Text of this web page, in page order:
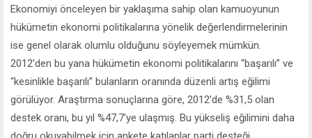
Ekonomiyi önceleyen bir yaklaşıma sahip olan kamuoyunun
hükümetin ekonomi politikalarına yönelik değerlendirmelerinin
ise genel olarak olumlu olduğunu söyleyemek mümkün.
2012’den bu yana hükümetin ekonomi politikalarını “başarılı” ve
“kesinlikle başarılı” bulanların oranında düzenli artış eğilimi
görülüyor. Araştırma sonuçlarına göre, 2012’de %31,5 olan
destek oranı, bu yıl %47,7’ye ulaşmış. Bu yükseliş eğilimini daha